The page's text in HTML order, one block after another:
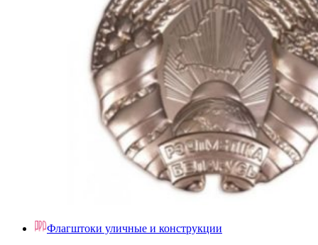
Флагштоки уличные и конструкции